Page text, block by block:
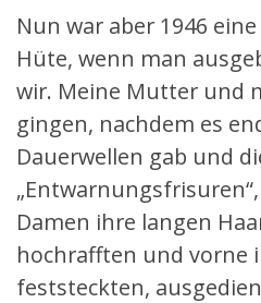
Nun war aber 1946
Hüte, wenn man
wir. Meine Mutter und
gingen, nachdem es
Dauerwellen gab und
Damen ihre langen
hochrafften und vorne
feststeckten,